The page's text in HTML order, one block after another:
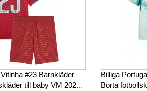
#23 Barnkläder
till baby VM 2026
Billiga
Borta